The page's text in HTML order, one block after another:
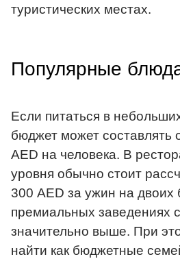
туристических местах.
Популярные
Если питаться в
бюджет может составлять
AED на человека. В
уровня обычно стоит
300 AED за ужин на двоих
премиальных заведениях
значительно выше. При
найти как бюджетные